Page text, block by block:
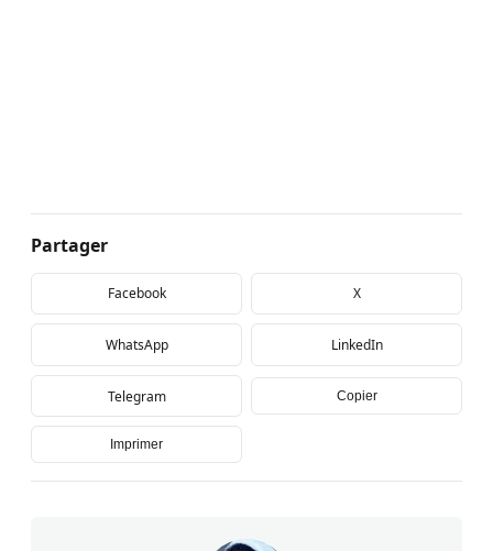
Partager
Facebook X
WhatsApp LinkedIn
Telegram Copier
Imprimer